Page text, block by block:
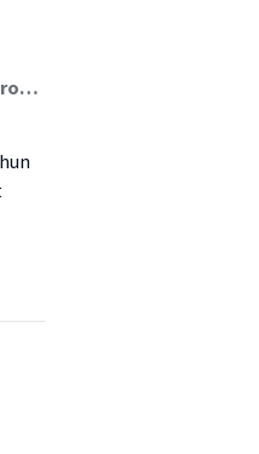
Wina Smeenk (Lector); Hilma van Slooten; Esther Krijnen-de Bruin (Onderzoeker); Jeroen Spoelstra